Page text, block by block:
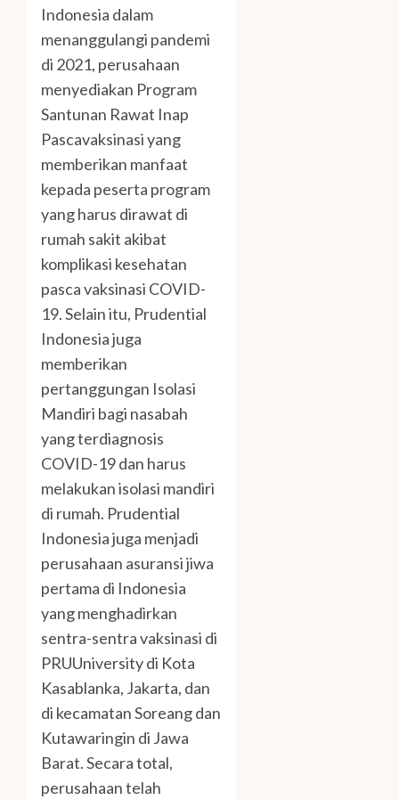
Indonesia dalam
menanggulangi pandemi
di 2021, perusahaan
menyediakan Program
Santunan Rawat Inap
Pascavaksinasi yang
memberikan manfaat
kepada peserta program
yang harus dirawat di
rumah sakit akibat
komplikasi kesehatan
pasca vaksinasi COVID-
19. Selain itu, Prudential
Indonesia juga
memberikan
pertanggungan Isolasi
Mandiri bagi nasabah
yang terdiagnosis
COVID-19 dan harus
melakukan isolasi mandiri
di rumah. Prudential
Indonesia juga menjadi
perusahaan asuransi jiwa
pertama di Indonesia
yang menghadirkan
sentra-sentra vaksinasi di
PRUUniversity di Kota
Kasablanka, Jakarta, dan
di kecamatan Soreang dan
Kutawaringin di Jawa
Barat. Secara total,
perusahaan telah